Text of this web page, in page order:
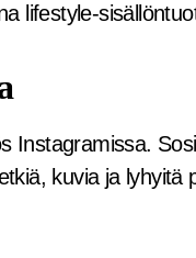
lifestyle-
Instagramissa.
kuvia ja lyhyitä